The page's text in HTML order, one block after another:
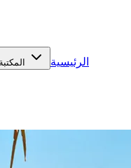
الرئيسية
المكتبة